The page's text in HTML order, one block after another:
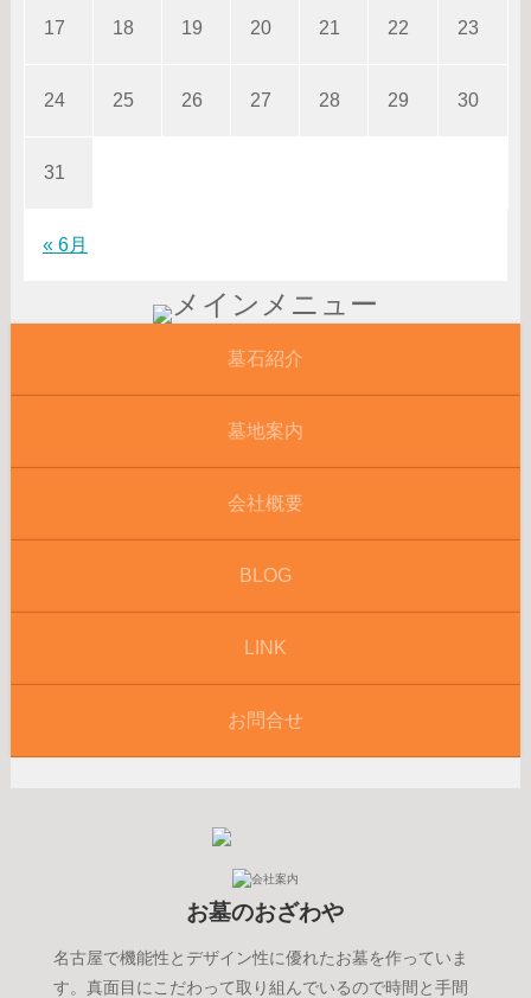
« 6月
17 18 19 20 21 22 23
24 25 26 27 28 29 30
31
墓石紹介
墓地案内
会社概要
BLOG
LINK
お問合せ
お墓のおざわや
名古屋で機能性とデザイン性に優れたお墓を作っていま
す。真面目にこだわって取り組んでいるので時間と手間